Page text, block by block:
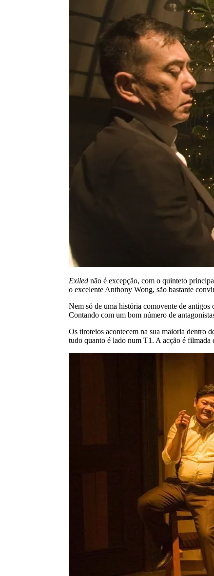
Exilednão é excepção, com o quinteto
o excelente Anthony Wong, são bastante
Nem só de uma história comovente de
Contando com um bom número de
Os tiroteios acontecem na sua maioria dentro
tudo quanto é lado num T1. A acção é filmada